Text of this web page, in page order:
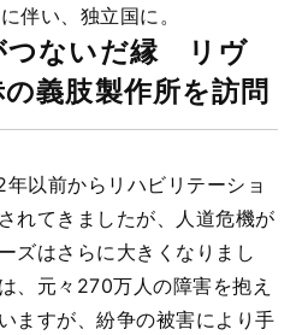
伴い、独立国に。
つないだ縁 リヴ
義肢製作所を訪問
以前からリハビリテーショ
れてきましたが、人道危機が
ズはさらに大きくなりまし
、元々270万人の障害を抱え
ますが、紛争の被害により手